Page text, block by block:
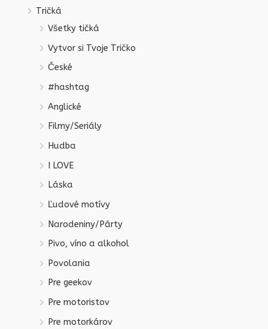
Tričká
Všetky tičká
Vytvor si Tvoje Tričko
České
#hashtag
Anglické
Filmy/Seriály
Hudba
I LOVE
Láska
Ľudové motívy
Narodeniny/Párty
Pivo, víno a alkohol
Povolania
Pre geekov
Pre motoristov
Pre motorkárov